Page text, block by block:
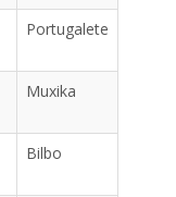
Portugalete
Muxika
Bilbo